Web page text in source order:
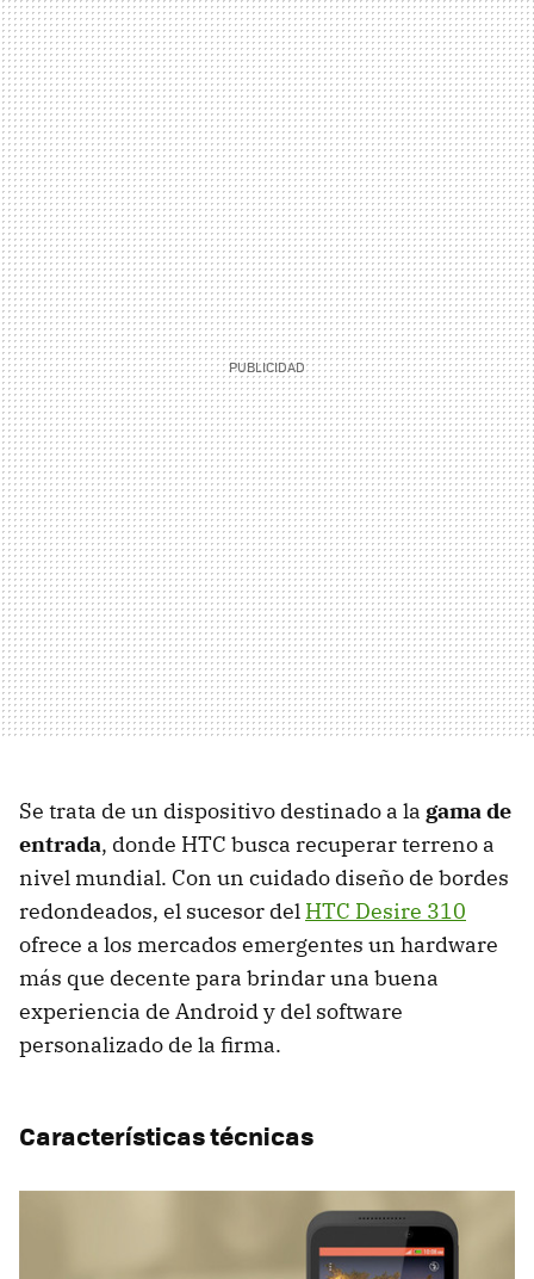
Se trata de un dispositivo destinado a la gama de
entrada, donde HTC busca recuperar terreno a
nivel mundial. Con un cuidado diseño de bordes
redondeados, el sucesor del HTC Desire 310
ofrece a los mercados emergentes un hardware
más que decente para brindar una buena
experiencia de Android y del software
personalizado de la firma.
Características técnicas